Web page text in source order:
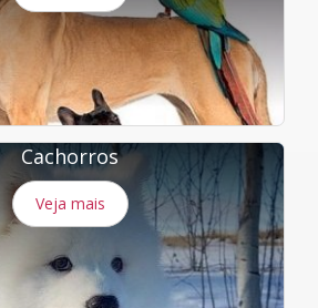
Cachorros
Veja mais